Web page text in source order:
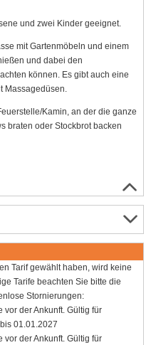
und zwei Kinder geeignet.
mit Gartenmöbeln und einem
und dabei den
können. Es gibt auch eine
Massagedüsen.
Kamin, an der die ganze
braten oder Stockbrot backen
Tarif gewählt haben, wird keine
Tarife beachten Sie bitte die
Stornierungen:
vor der Ankunft. Gültig für
01.01.2027
vor der Ankunft. Gültig für